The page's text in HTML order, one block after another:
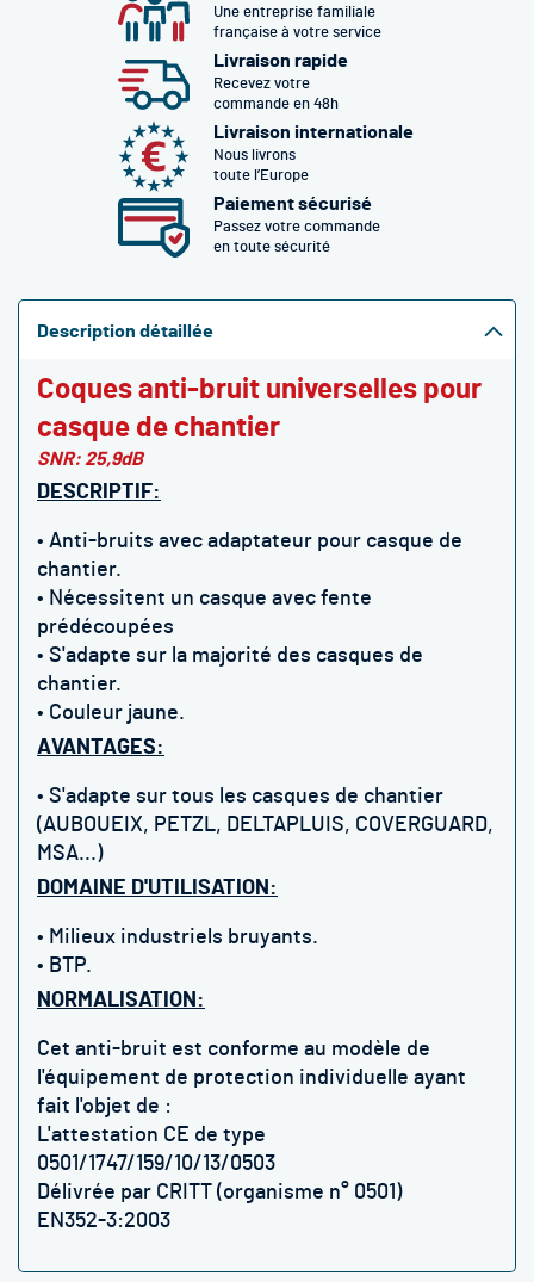
Une entreprise familiale
française à votre service
Livraison rapide
Recevez votre
commande en 48h
Livraison internationale
Nous livrons
toute l’Europe
Paiement sécurisé
Passez votre commande
en toute sécurité
Description détaillée
Coques anti-bruit universelles pour
casque de chantier
SNR: 25,9dB
DESCRIPTIF:
• Anti-bruits avec adaptateur pour casque de
chantier.
• Nécessitent un casque avec fente
prédécoupées
• S'adapte sur la majorité des casques de
chantier.
• Couleur jaune.
AVANTAGES:
• S'adapte sur tous les casques de chantier
(AUBOUEIX, PETZL, DELTAPLUIS, COVERGUARD,
MSA...)
DOMAINE D'UTILISATION:
• Milieux industriels bruyants.
• BTP.
NORMALISATION:
Cet anti-bruit est conforme au modèle de
l'équipement de protection individuelle ayant
fait l'objet de :
L'attestation CE de type
0501/1747/159/10/13/0503
Délivrée par CRITT (organisme n° 0501)
EN352-3:2003